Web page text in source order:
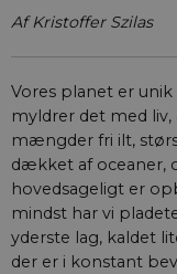
Af Kristoffer Szilas
Vores planet er
myldrer det med
mængder fri ilt,
dækket af oceaner,
hovedsageligt er
mindst har vi
yderste lag, kaldet
der er i konstant